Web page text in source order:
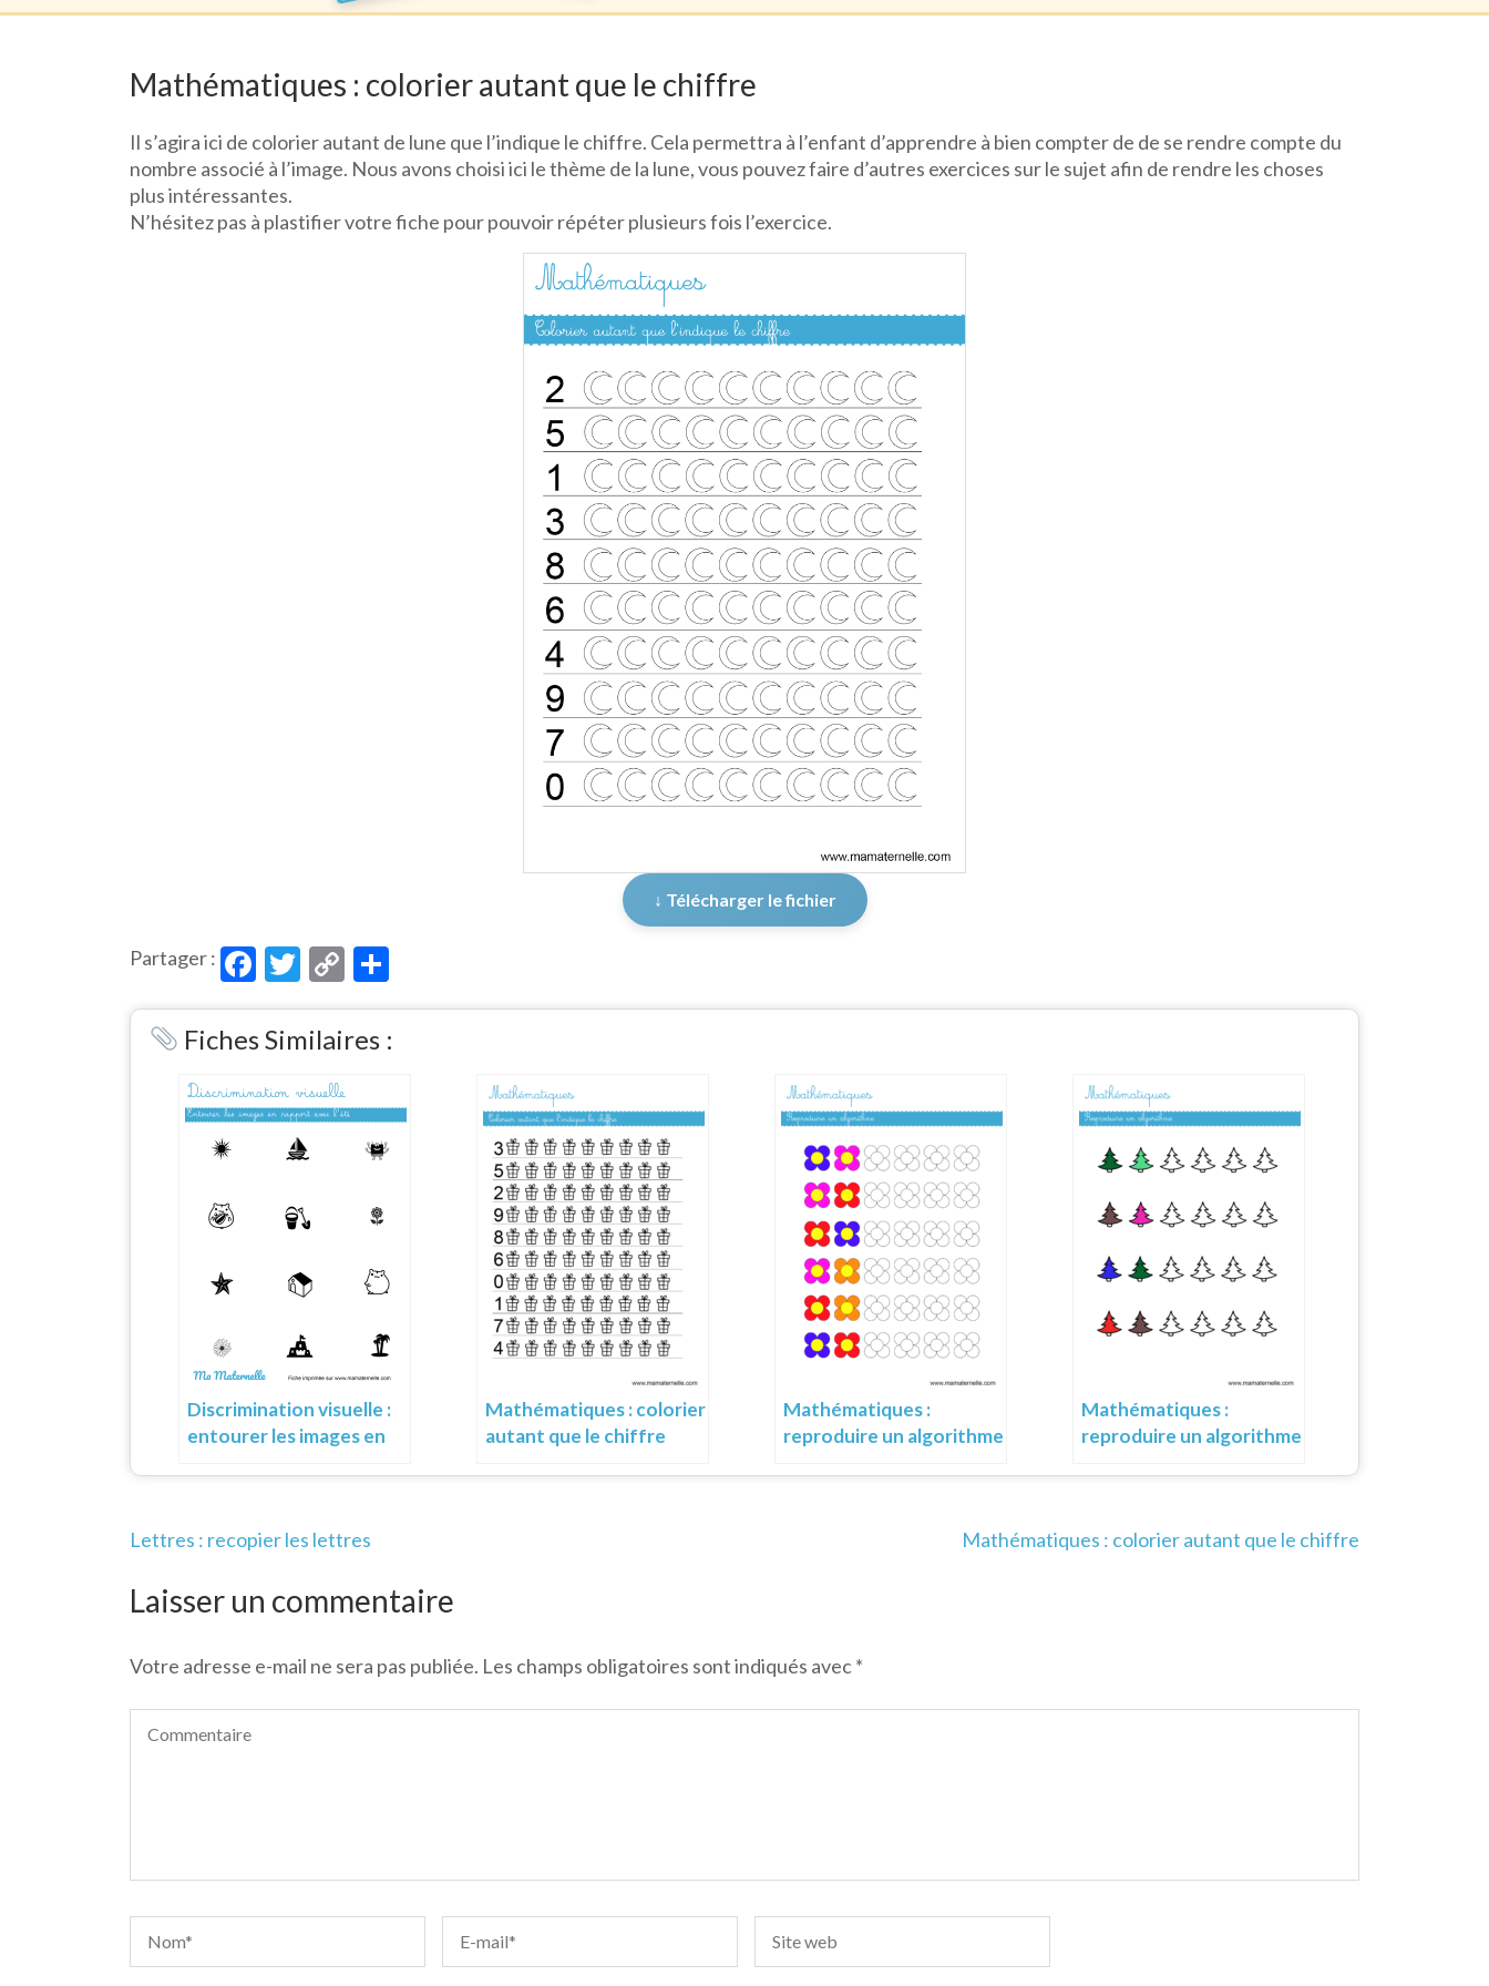
Mathématiques : colorier autant que le chiffre
Il s’agira ici de colorier autant de lune que l’indique le chiffre. Cela permettra à l’enfant d’apprendre à bien compter de de se rendre compte du
nombre associé à l’image. Nous avons choisi ici le thème de la lune, vous pouvez faire d’autres exercices sur le sujet afin de rendre les choses
plus intéressantes.
N’hésitez pas à plastifier votre fiche pour pouvoir répéter plusieurs fois l’exercice.
↓ Télécharger le fichier
Partager : Facebook
Twitter
Copy
Link
Fiches Similaires :
Discrimination visuelle :
entourer les images en
Mathématiques : colorier
autant que le chiffre
Mathématiques :
reproduire un algorithme
Mathématiques :
reproduire un algorithme
Navigation
l’article
Lettres : recopier les lettres Mathématiques : colorier autant que le chiffre
Laisser un commentaire
Votre adresse e-mail ne sera pas publiée. Les champs obligatoires sont indiqués avec*